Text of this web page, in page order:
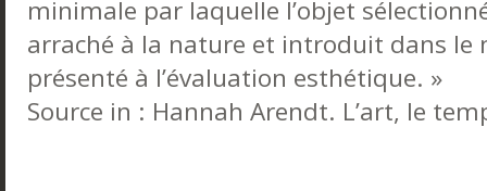
minimale par laquelle l’objet
arraché à la nature et introduit dans le
présenté à l’évaluation esthétique. »
Source in : Hannah Arendt. L’art, le